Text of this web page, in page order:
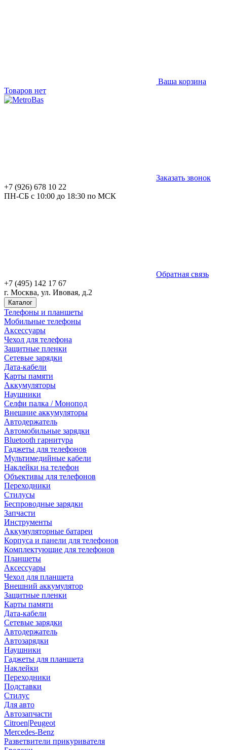
Ваша корзина
Товаров нет
Заказать звонок
+7 (926) 678 10 22
ПН-СБ с 10:00 до 18:30 по МСК
Обратная связь
+7 (495) 142 17 67
г. Москва, ул. Ивовая, д.2
Каталог
Телефоны и планшеты
Мобильные телефоны
Аксессуары
Чехол для телефона
Защитные пленки
Сетевые зарядки
Дата-кабели
Карты памяти
Аккумуляторы
Наушники
Селфи палка / Монопод
Внешние аккумуляторы
Автодержатель
Автомобильные зарядки
Bluetooth гарнитура
Гаджеты для телефонов
Мультимедийные кабели
Наклейки на телефон
Объективы для телефонов
Переходники
Стилусы
Беспроводные зарядки
Запчасти
Инструменты
Аккумуляторные батареи
Корпуса и панели для телефонов
Комплектующие для телефонов
Планшеты
Аксессуары
Чехол для планшета
Внешний аккумулятор
Защитные пленки
Карты памяти
Дата-кабели
Сетевые зарядки
Автодержатель
Автозарядки
Наушники
Гаджеты для планшета
Наклейки
Переходники
Подставки
Стилус
Для авто
Автозапчасти
Citroen|Peugeot
Mercedes-Benz
Разветвители прикуривателя